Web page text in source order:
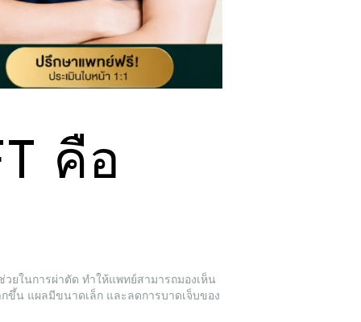
คือ
วยในการผ่าตัด ทำให้แพทย์สามารถมองเห็น
ขึ้น แผลมีขนาดเล็ก และลดการบาดเจ็บของ